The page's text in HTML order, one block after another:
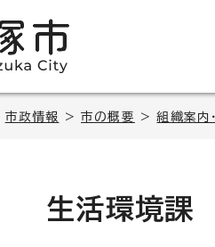
市政情報 >市の概要 >組織案内
生活環境課